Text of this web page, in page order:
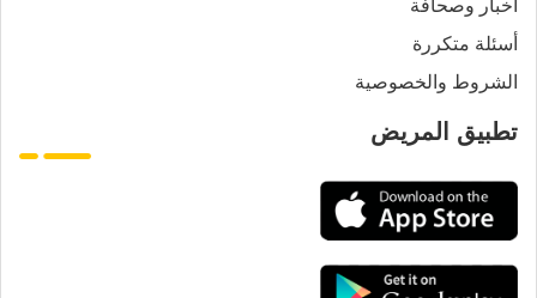
أسئلة متكررة
الشروط والخصوصية
تطبيق المريض